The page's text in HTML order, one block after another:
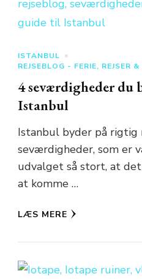
ISTANBUL
REJSEBLOG - FERIE, REJSER
4 seværdigheder du
Istanbul
Istanbul byder på rigtig
seværdigheder, som er
udvalget så stort, at
at komme …
LÆS MERE